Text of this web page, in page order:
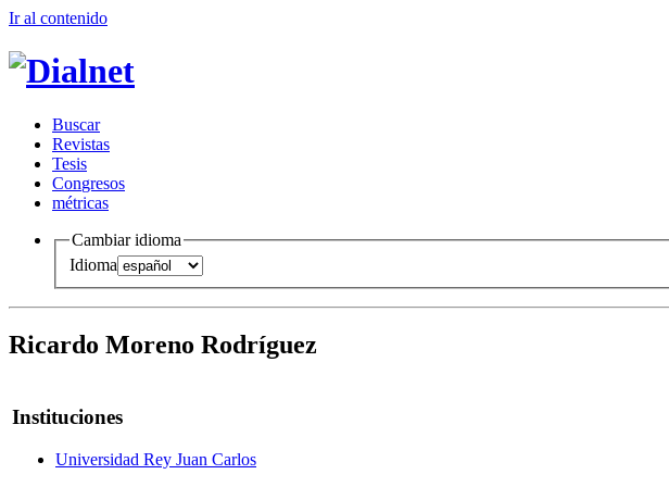
Ir al contenido
Buscar
Revistas
Tesis
Congresos
métricas
Cambiar idioma
Idioma
Ricardo Moreno Rodríguez
Instituciones
Universidad Rey Juan Carlos